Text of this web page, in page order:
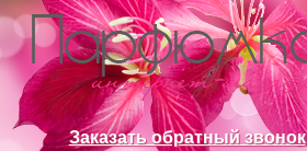
Заказать обратный звонок